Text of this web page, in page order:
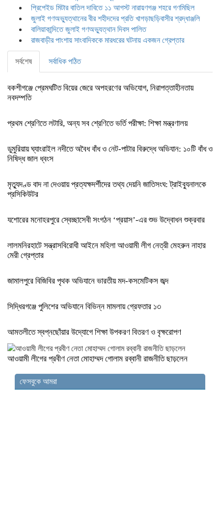
প্রিপেইড মিটার বাতিল দাবিতে ১১ আগস্ট নারায়ণগঞ্জ শহরে গণমিছিল
জুলাই গণঅভ্যুত্থানের বীর শহীদদের প্রতি খাগড়াছড়িবাসীর শ্রদ্ধাঞ্জলি
বালিয়াকান্দিতে জুলাই গণঅভ্যুত্থান দিবস পালিত
রাজবাড়ীর পাংশায় সাংবাদিককে মারধরের ঘটনায় একজন গ্রেপ্তার
সর্বশেষ সর্বাধিক পঠিত
বকশীগঞ্জে প্রেমঘটিত বিয়ের জেরে অপহরণের অভিযোগ, নিরাপত্তাহীনতায়
নবদম্পতি
প্রথম শ্রেণিতে লটারি, অন্য সব শ্রেণিতে ভর্তি পরীক্ষা: শিক্ষা মন্ত্রণালয়
ডুমুরিয়ায় ঘ্যাংরাইল নদীতে অবৈধ বাঁধ ও নেট-পাটার বিরুদ্ধে অভিযান: ১০টি বাঁধ ও
নিষিদ্ধ জাল ধ্বংস
মৃত্যুদণ্ড বাদ না দেওয়ায় প্রত্যক্ষদর্শীদের তথ্য দেয়নি জাতিসংঘ: ট্রাইব্যুনালকে
প্রসিকিউটর
যশোরের মনোহরপুরে স্বেচ্ছাসেবী সংগঠন ‘প্রয়াস’-এর শুভ উদ্বোধন শুক্রবার
লালমনিরহাটে সন্ত্রাসবিরোধী আইনে মহিলা আওয়ামী লীগ নেত্রী মেহরুন নাহার
মেরী গ্রেপ্তার
জামালপুরে বিজিবির পৃথক অভিযানে ভারতীয় মদ-কসমেটিকস জব্দ
সিদ্ধিরগঞ্জে পুলিশের অভিযানে বিভিন্ন মামলায় গ্রেফতার ১৩
আমতলীতে স্বপ্নছোঁয়ার উদ্যোগে শিক্ষা উপকরণ বিতরণ ও বৃক্ষরোপণ
আওয়ামী লীগের প্রবীণ নেতা মোহাম্মদ গোলাম রব্বানী রাজনীতি ছাড়লেন
ফেসবুকে আমরা